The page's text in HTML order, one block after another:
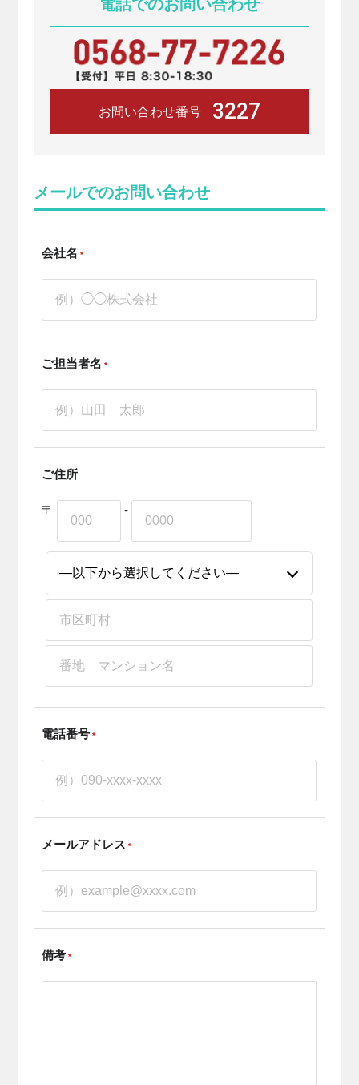
電話でのお問い合わせ
お問い合わせ番号 3227
メールでのお問い合わせ
会社名 *
ご担当者名 *
ご住所
〒 -
電話番号 *
メールアドレス *
備考 *